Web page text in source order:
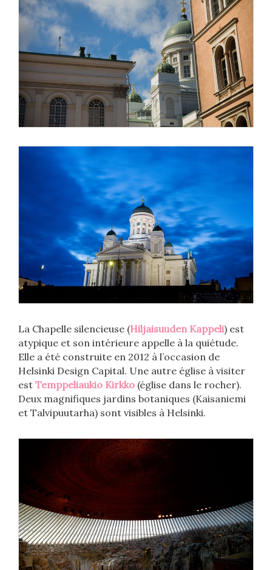
La Chapelle silencieuse (Hiljaisuuden Kappeli) est
atypique et son intérieure appelle à la quiétude.
Elle a été construite en 2012 à l’occasion de
Helsinki Design Capital. Une autre église à visiter
est Temppeliaukio Kirkko (église dans le rocher).
Deux magnifiques jardins botaniques (Kaisaniemi
et Talvipuutarha) sont visibles à Helsinki.